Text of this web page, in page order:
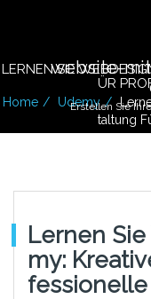
website-
Erstellen Sie
LERNEN SIE
ÜR
Home Udemy
Taltung
Lernen
My: